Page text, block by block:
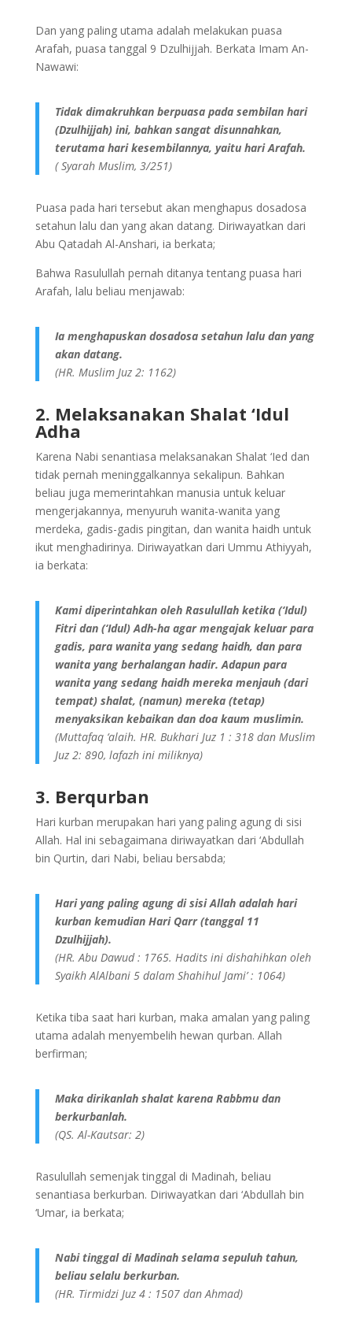
Dan yang paling utama adalah melakukan puasa
Arafah, puasa tanggal 9 Dzulhijjah. Berkata Imam An-
Nawawi:
Tidak dimakruhkan berpuasa pada sembilan hari
(Dzulhijjah) ini, bahkan sangat disunnahkan,
terutama hari kesembilannya, yaitu hari Arafah.
( Syarah Muslim, 3/251)
Puasa pada hari tersebut akan menghapus dosadosa
setahun lalu dan yang akan datang. Diriwayatkan dari
Abu Qatadah Al-Anshari, ia berkata;
Bahwa Rasulullah pernah ditanya tentang puasa hari
Arafah, lalu beliau menjawab:
Ia menghapuskan dosadosa setahun lalu dan yang
akan datang.
(HR. Muslim Juz 2: 1162)
2. Melaksanakan Shalat ‘Idul
Adha
Karena Nabi senantiasa melaksanakan Shalat ‘Ied dan
tidak pernah meninggalkannya sekalipun. Bahkan
beliau juga memerintahkan manusia untuk keluar
mengerjakannya, menyuruh wanita-wanita yang
merdeka, gadis-gadis pingitan, dan wanita haidh untuk
ikut menghadirinya. Diriwayatkan dari Ummu Athiyyah,
ia berkata:
Kami diperintahkan oleh Rasulullah ketika (‘Idul)
Fitri dan (‘Idul) Adh-ha agar mengajak keluar para
gadis, para wanita yang sedang haidh, dan para
wanita yang berhalangan hadir. Adapun para
wanita yang sedang haidh mereka menjauh (dari
tempat) shalat, (namun) mereka (tetap)
menyaksikan kebaikan dan doa kaum muslimin.
(Muttafaq ‘alaih. HR. Bukhari Juz 1 : 318 dan Muslim
Juz 2: 890, lafazh ini miliknya)
3. Berqurban
Hari kurban merupakan hari yang paling agung di sisi
Allah. Hal ini sebagaimana diriwayatkan dari ‘Abdullah
bin Qurtin, dari Nabi, beliau bersabda;
Hari yang paling agung di sisi Allah adalah hari
kurban kemudian Hari Qarr (tanggal 11
Dzulhijjah).
(HR. Abu Dawud : 1765. Hadits ini dishahihkan oleh
Syaikh AlAlbani 5 dalam Shahihul Jami’ : 1064)
Ketika tiba saat hari kurban, maka amalan yang paling
utama adalah menyembelih hewan qurban. Allah
berfirman;
Maka dirikanlah shalat karena Rabbmu dan
berkurbanlah.
(QS. Al-Kautsar: 2)
Rasulullah semenjak tinggal di Madinah, beliau
senantiasa berkurban. Diriwayatkan dari ‘Abdullah bin
‘Umar, ia berkata;
Nabi tinggal di Madinah selama sepuluh tahun,
beliau selalu berkurban.
(HR. Tirmidzi Juz 4 : 1507 dan Ahmad)